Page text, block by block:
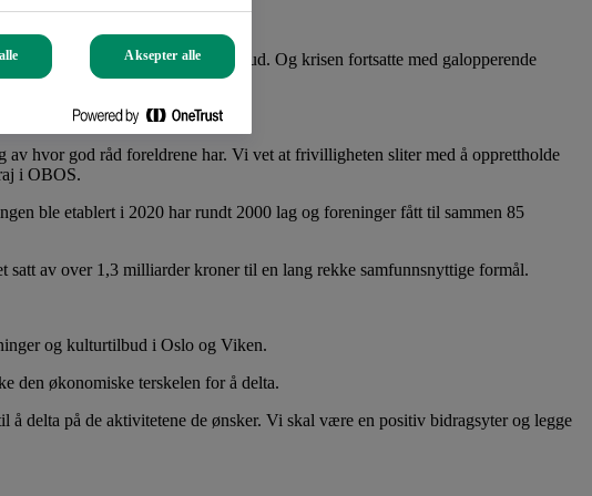
inntekter og måtte kutte i tilbud. Og krisen fortsatte med galopperende
hvor god råd foreldrene har. Vi vet at frivilligheten sliter med å opprettholde
i OBOS.
ble etablert i 2020 har rundt 2000 lag og foreninger fått til sammen 85
av over 1,3 milliarder kroner til en lang rekke samfunnsnyttige formål.
og kulturtilbud i Oslo og Viken.
den økonomiske terskelen for å delta.
delta på de aktivitetene de ønsker. Vi skal være en positiv bidragsyter og legge
Aksepter alle